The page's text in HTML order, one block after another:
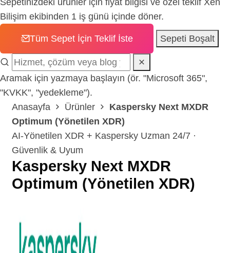
Sepetinizdeki ürünler için fiyat bilgisi ve özel teklif Xen
Bilişim ekibinden 1 iş günü içinde döner.
Tüm Sepet İçin Teklif İste Sepeti Boşalt
Aramak için yazmaya başlayın (ör. "Microsoft 365",
"KVKK", "yedekleme").
Anasayfa
Ürünler
Kaspersky Next MXDR
Optimum (Yönetilen XDR)
AI-Yönetilen XDR + Kaspersky Uzman 24/7 ·
Güvenlik & Uyum
Kaspersky Next MXDR
Optimum (Yönetilen XDR)